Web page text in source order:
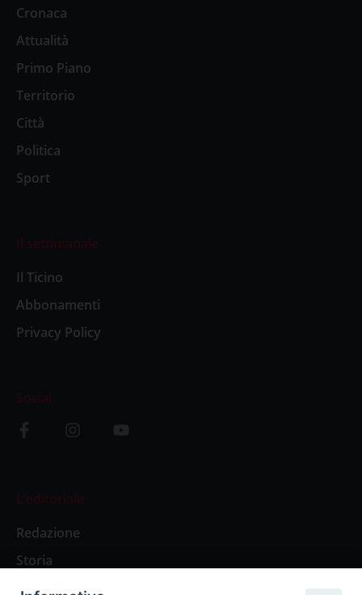
Cronaca
Attualità
Primo Piano
Territorio
Città
Politica
Sport
Il settimanale
Il Ticino
Abbonamenti
Privacy Policy
Social
L’editoriale
Redazione
Storia